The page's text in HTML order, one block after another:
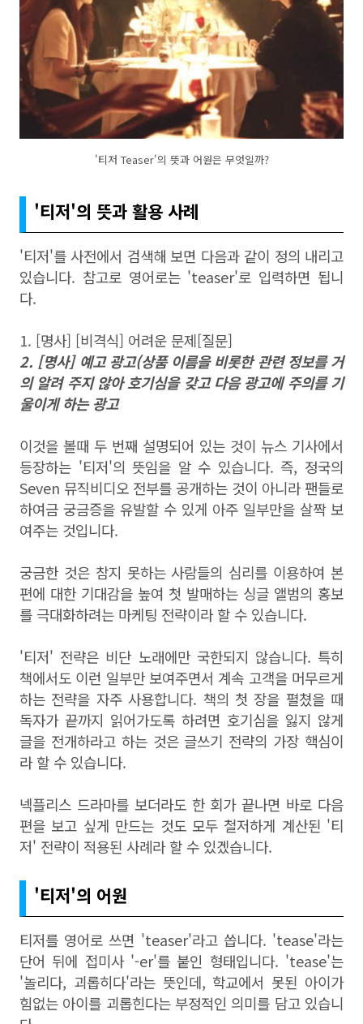
'티저 Teaser'의 뜻과 어원은 무엇일까?
'티저'의 뜻과 활용 사례
'티저'를 사전에서 검색해 보면 다음과 같이 정의 내리고
있습니다. 참고로 영어로는 'teaser'로 입력하면 됩니
다.
1. [명사] [비격식] 어려운 문제[질문]
2. [명사] 예고 광고(상품 이름을 비롯한 관련 정보를 거
의 알려 주지 않아 호기심을 갖고 다음 광고에 주의를 기
울이게 하는 광고
이것을 볼때 두 번째 설명되어 있는 것이 뉴스 기사에서
등장하는 '티저'의 뜻임을 알 수 있습니다. 즉, 정국의
Seven 뮤직비디오 전부를 공개하는 것이 아니라 팬들로
하여금 궁금증을 유발할 수 있게 아주 일부만을 살짝 보
여주는 것입니다.
궁금한 것은 참지 못하는 사람들의 심리를 이용하여 본
편에 대한 기대감을 높여 첫 발매하는 싱글 앨범의 홍보
를 극대화하려는 마케팅 전략이라 할 수 있습니다.
'티저' 전략은 비단 노래에만 국한되지 않습니다. 특히
책에서도 이런 일부만 보여주면서 계속 고객을 머무르게
하는 전략을 자주 사용합니다. 책의 첫 장을 펼쳤을 때
독자가 끝까지 읽어가도록 하려면 호기심을 잃지 않게
글을 전개하라고 하는 것은 글쓰기 전략의 가장 핵심이
라 할 수 있습니다.
넥플리스 드라마를 보더라도 한 회가 끝나면 바로 다음
편을 보고 싶게 만드는 것도 모두 철저하게 계산된 '티
저' 전략이 적용된 사례라 할 수 있겠습니다.
'티저'의 어원
티저를 영어로 쓰면 'teaser'라고 씁니다. 'tease'라는
단어 뒤에 접미사 '-er'를 붙인 형태입니다. 'tease'는
'놀리다, 괴롭히다'라는 뜻인데, 학교에서 못된 아이가
힘없는 아이를 괴롭힌다는 부정적인 의미를 담고 있습니